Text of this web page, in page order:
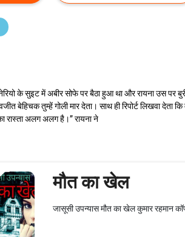
के सुइट में अबीर सोफे पर बैठा हुआ था और रायना उस पर
बेहिचक तुम्हें गोली मार देता। साथ ही रिपोर्ट
रास्ता अलग अलग है।” रायना ने
मौत का खेल
जासूसी उपन्यास मौत का खेल कुमार रहमान